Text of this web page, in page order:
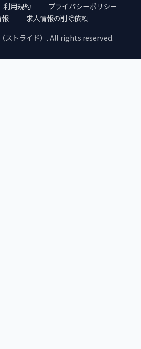
利用規約
プライバシーポリシー
報
求人情報の削除依頼
ストライド）. All rights reserved.